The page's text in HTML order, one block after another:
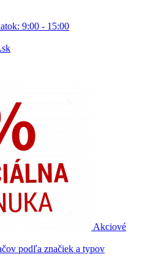
9:00 - 15:00
Akciové